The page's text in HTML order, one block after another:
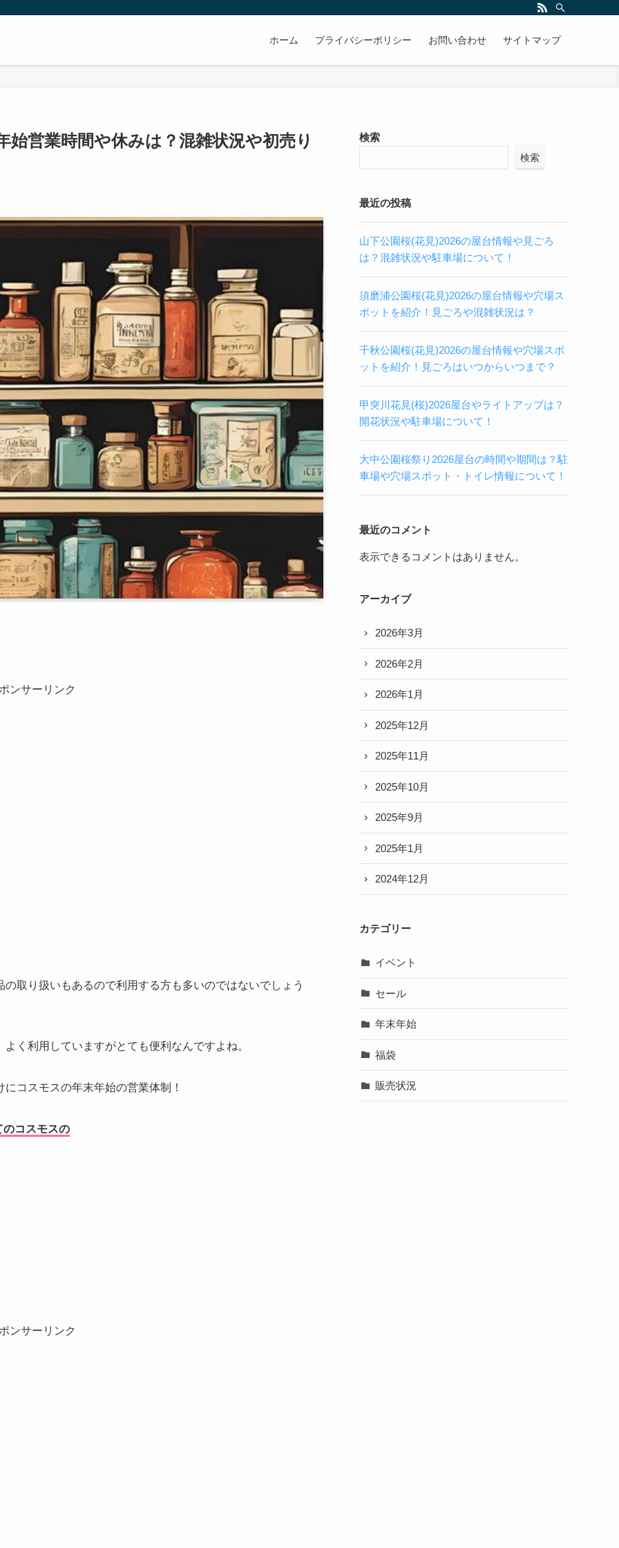
ホーム プライバシーポリシー お問い合わせ サイトマップ
始営業時間や休みは？混雑状況や初売り
ンサーリンク
取り扱いもあるので利用する方も多いのではないでしょう
く利用していますがとても便利なんですよね。
コスモスの年末年始の営業体制！
のコスモスの
ンサーリンク
検索
検索
最近の投稿
山下公園桜(花見)2026の屋台情報や見ごろ
は？混雑状況や駐車場について！
須磨浦公園桜(花見)2026の屋台情報や穴場ス
ポットを紹介！見ごろや混雑状況は？
千秋公園桜(花見)2026の屋台情報や穴場スポ
ットを紹介！見ごろはいつからいつまで？
甲突川花見(桜)2026屋台やライトアップは？
開花状況や駐車場について！
大中公園桜祭り2026屋台の時間や期間は？駐
車場や穴場スポット・トイレ情報について！
最近のコメント
表示できるコメントはありません。
アーカイブ
2026年3月
2026年2月
2026年1月
2025年12月
2025年11月
2025年10月
2025年9月
2025年1月
2024年12月
カテゴリー
イベント
セール
年末年始
福袋
販売状況